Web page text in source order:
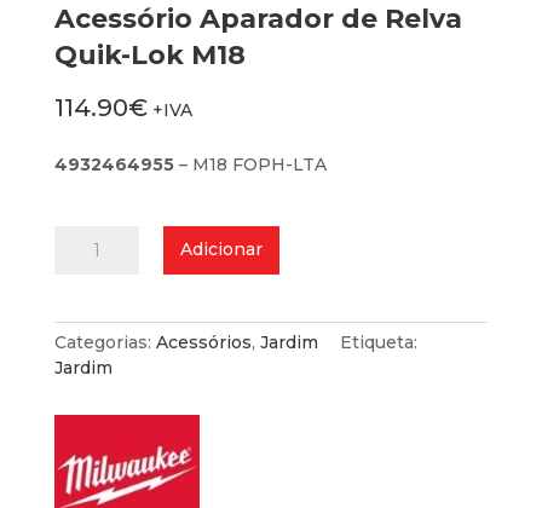
Acessório Aparador de Relva
Quik-Lok M18
114.90€+IVA
4932464955– M18 FOPH-LTA
de
Relva
Lok
Adicionar
Categorias: Acessórios, Jardim
Etiqueta:
Jardim